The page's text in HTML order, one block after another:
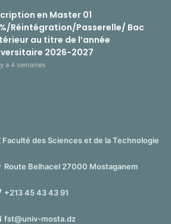
en Master 01
Réintégration/Passerelle/ Bac
au titre de l’année
2026-2027
a 4 semaines
Faculté des Sciences et de la Technologie
Route Belhacel 27000 Mostaganem
+213 45 43 43 91
fst@univ-mosta.dz